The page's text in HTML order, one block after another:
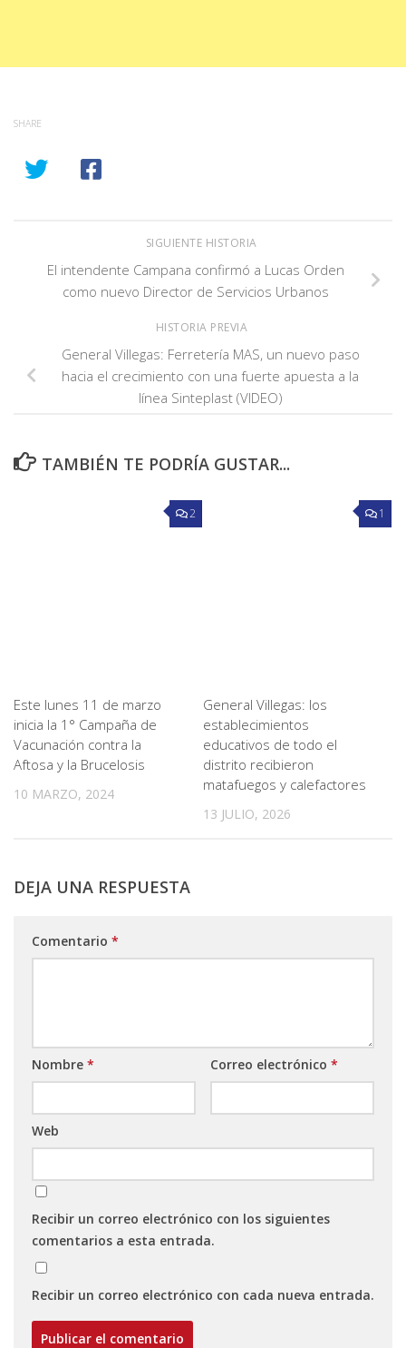
SHARE
SIGUIENTE HISTORIA
El intendente Campana confirmó a Lucas Orden
como nuevo Director de Servicios Urbanos
HISTORIA PREVIA
General Villegas: Ferretería MAS, un nuevo paso
hacia el crecimiento con una fuerte apuesta a la
línea Sinteplast (VIDEO)
TAMBIÉN TE PODRÍA GUSTAR...
2
Este lunes 11 de marzo
inicia la 1° Campaña de
Vacunación contra la
Aftosa y la Brucelosis
10 MARZO, 2024
1
General Villegas: los
establecimientos
educativos de todo el
distrito recibieron
matafuegos y calefactores
13 JULIO, 2026
DEJA UNA RESPUESTA
Comentario *
Nombre * Correo electrónico *
Web
Recibir un correo electrónico con los siguientes
comentarios a esta entrada.
Recibir un correo electrónico con cada nueva entrada.